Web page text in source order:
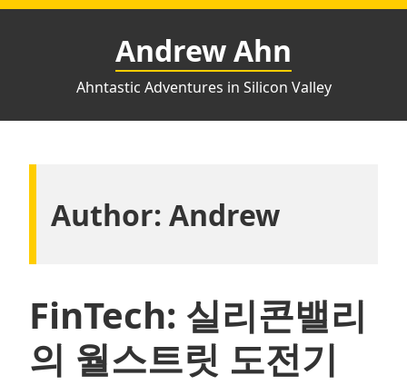
Skip
Andrew Ahn
Ahntastic Adventures in Silicon Valley
Author: Andrew
FinTech: 실리콘밸리
의 월스트릿 도전기